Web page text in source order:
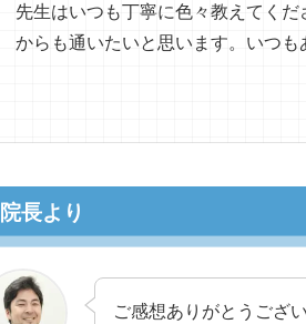
先生はいつも丁寧に色々教えてく
からも通いたいと思います。いつも
院長より
ご感想ありがとうござい